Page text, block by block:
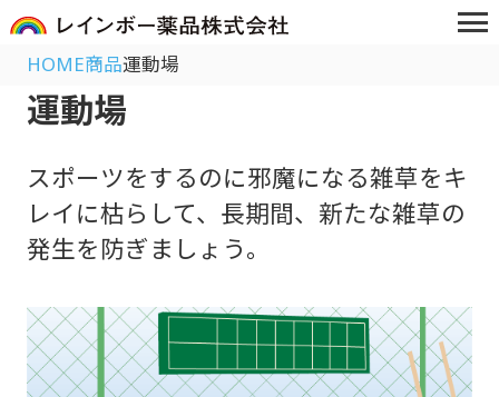
HOME商品運動場
運動場
スポーツをするのに邪魔になる雑草をキ
レイに枯らして、長期間、新たな雑草の
発生を防ぎましょう。